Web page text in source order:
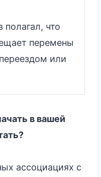
полагал, что
перемены
или
в вашей
ассоциациях с